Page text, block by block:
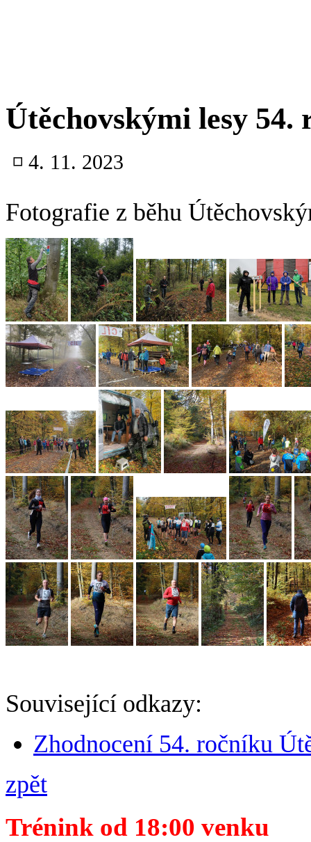
Útěchovskými lesy 54.
◽ 4. 11. 2023
Fotografie z běhu
Související odkazy:
Zhodnocení 54. ročníku
zpět
Trénink od 18:00 venku